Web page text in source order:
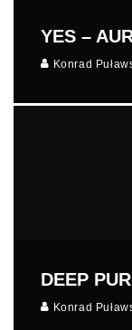
YES –
Konrad
DEEP
Konrad